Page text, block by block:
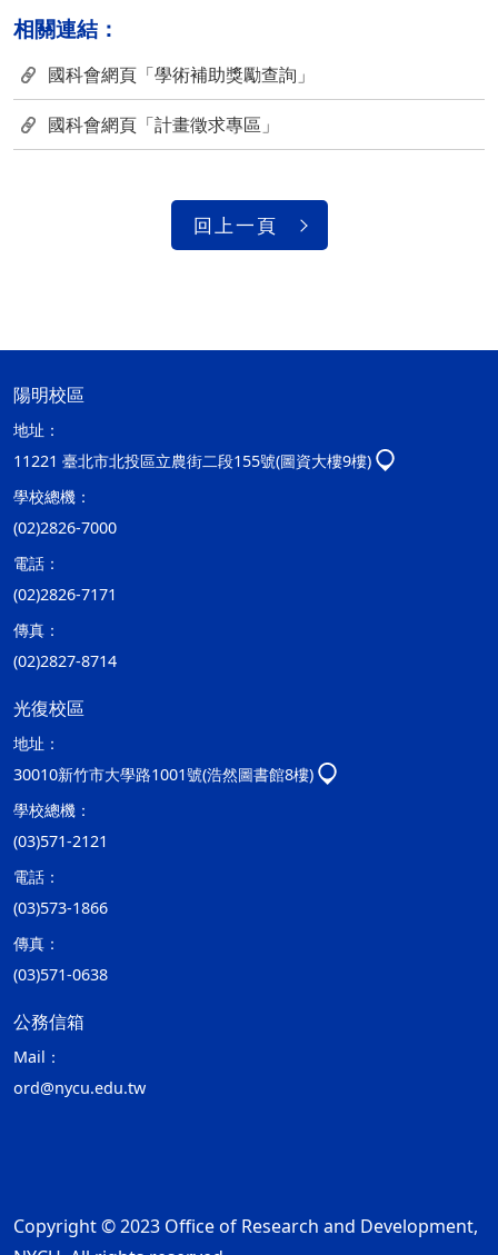
相關連結：
國科會網頁「學術補助獎勵查詢」
國科會網頁「計畫徵求專區」
回上一頁
陽明校區
地址：
11221 臺北市北投區立農街二段155號(圖資大樓9樓)
學校總機：
(02)2826-7000
電話：
(02)2826-7171
傳真：
(02)2827-8714
光復校區
地址：
30010新竹市大學路1001號(浩然圖書館8樓)
學校總機：
(03)571-2121
電話：
(03)573-1866
傳真：
(03)571-0638
公務信箱
Mail：
ord@nycu.edu.tw
Copyright © 2023 Office of Research and Development,